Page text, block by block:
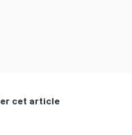
cet article